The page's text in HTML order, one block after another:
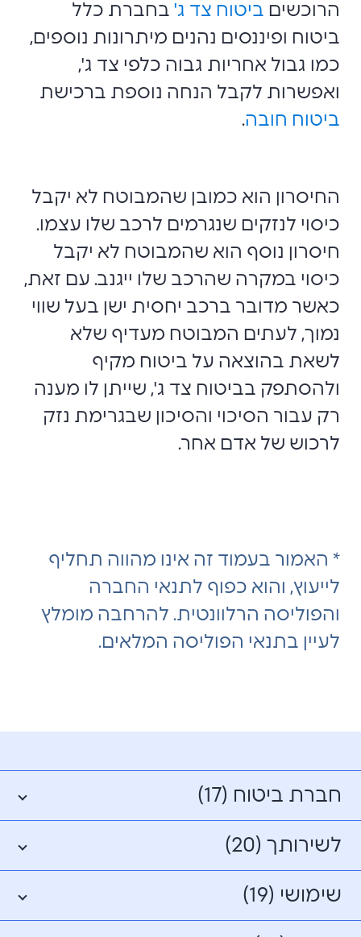
הרוכשים ביטוח צד ג'בחברת כלל
ביטוח ופיננסים נהנים מיתרונות נוספים,
כמו גבול אחריות גבוה כלפי צד ג',
ואפשרות לקבל הנחה נוספת ברכישת
ביטוח חובה.
החיסרון הוא כמובן שהמבוטח לא יקבל
כיסוי לנזקים שנגרמים לרכב שלו עצמו.
חיסרון נוסף הוא שהמבוטח לא יקבל
כיסוי במקרה שהרכב שלו ייגנב. עם זאת,
כאשר מדובר ברכב יחסית ישן בעל שווי
נמוך, לעתים המבוטח מעדיף שלא
לשאת בהוצאה על ביטוח מקיף
ולהסתפק בביטוח צד ג', שייתן לו מענה
רק עבור הסיכוי והסיכון שבגרימת נזק
לרכוש של אדם אחר.
* האמור בעמוד זה אינו מהווה תחליף
לייעוץ, והוא כפוף לתנאי החברה
והפוליסה הרלוונטית. להרחבה מומלץ
לעיין בתנאי הפוליסה המלאים.
חברת ביטוח (17)
לשירותך (20)
שימושי (19)